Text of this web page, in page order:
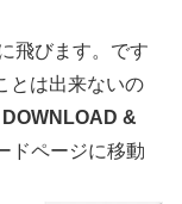
飛びます。です
とは出来ないの
&
ドページに移動